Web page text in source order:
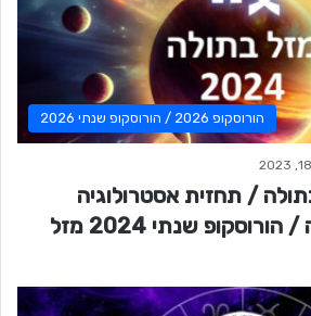
הורוסקופ 2026 / הורוסקופ שנתי 2026
2024 בתולה / תחזית אסטרולוגיה
שנתית מזל בתולה / הורוסקופ שנתי 2024 מזל